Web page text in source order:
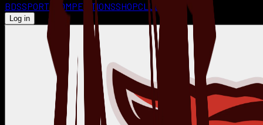
BDSSPORTS COMPETITIONSSHOPCLUBS
Log in